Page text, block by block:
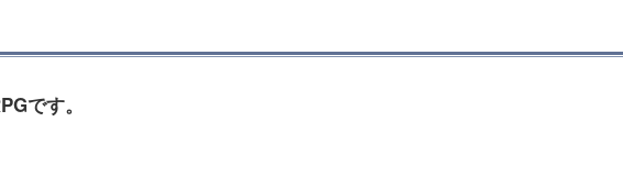
です。